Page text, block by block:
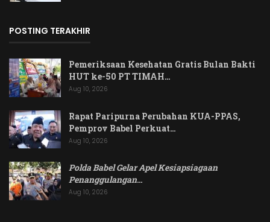
POSTING TERAKHIR
Pemeriksaan Kesehatan Gratis Bulan Bakti
HUT ke-50 PT TIMAH…
Aug 10, 2026
Rapat Paripurna Perubahan KUA-PPAS,
Pemprov Babel Perkuat…
Aug 10, 2026
Polda Babel Gelar Apel Kesiapsiagaan
Penanggulangan…
Aug 10, 2026